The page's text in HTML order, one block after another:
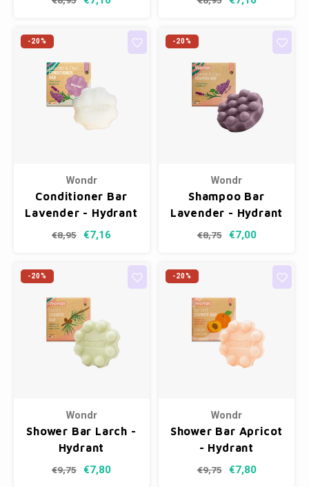
-20%
Wondr
Conditioner Bar
Lavender - Hydrant
€8,95 €7,16
-20%
Wondr
Shampoo Bar
Lavender - Hydrant
€8,75 €7,00
-20%
Wondr
Shower Bar Larch -
Hydrant
€9,75 €7,80
-20%
Wondr
Shower Bar Apricot
- Hydrant
€9,75 €7,80